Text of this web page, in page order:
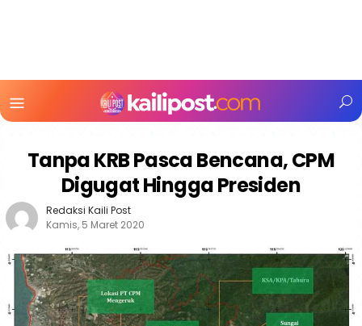
Mobile
Tanpa KRB Pasca Bencana, CPM
Digugat Hingga Presiden
Redaksi Kaili Post
Kamis, 5 Maret 2020